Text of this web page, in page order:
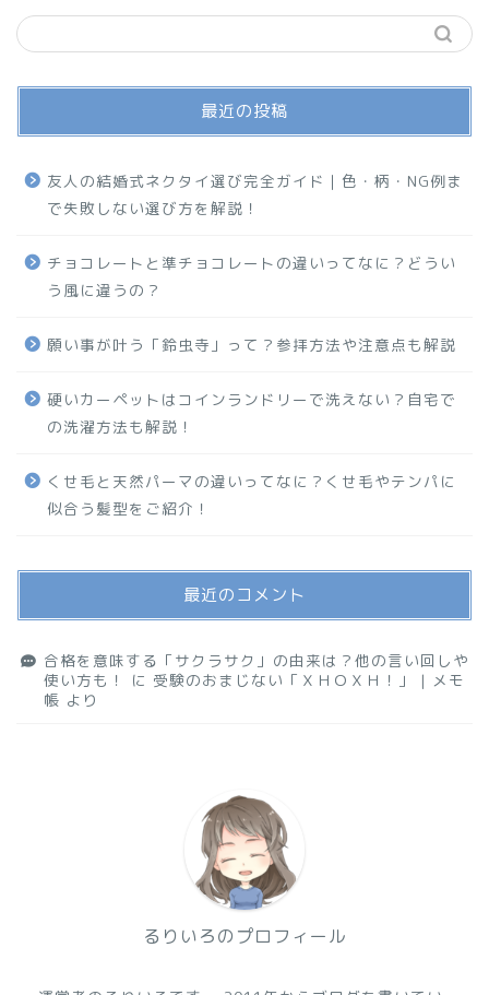
最近の投稿
友人の結婚式ネクタイ選び完全ガイド｜色・柄・NG例ま
で失敗しない選び方を解説！
チョコレートと準チョコレートの違いってなに？どうい
う風に違うの？
願い事が叶う「鈴虫寺」って？参拝方法や注意点も解説
硬いカーペットはコインランドリーで洗えない？自宅で
の洗濯方法も解説！
くせ毛と天然パーマの違いってなに？くせ毛やテンパに
似合う髪型をご紹介！
最近のコメント
合格を意味する「サクラサク」の由来は？他の言い回しや
使い方も！
に 受験のおまじない「ＸＨＯＸＨ！」 | メモ
帳 より
るりいろのプロフィール